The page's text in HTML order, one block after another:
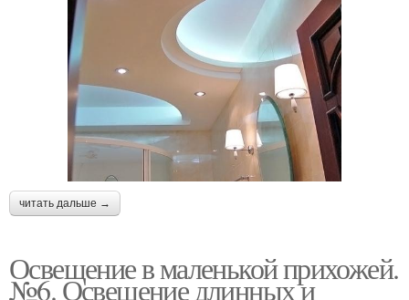
читать дальше →
Освещение в маленькой прихожей.
№6. Освещение длинных и